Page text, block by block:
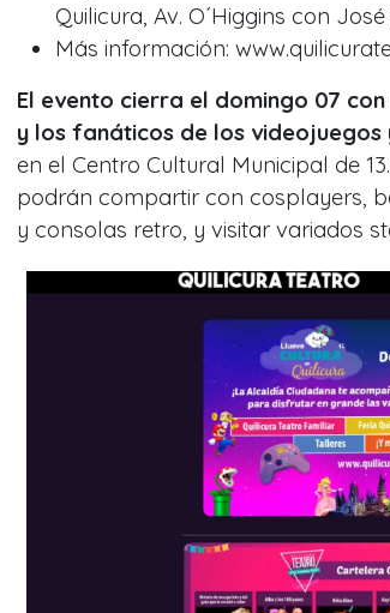
Quilicura, Av. O´Higgins con
Más información:
El evento cierra el domingo 07
y los fanáticos de los videojuegos
en el Centro Cultural Municipal de
podrán compartir con cosplayers,
y consolas retro, y visitar variados